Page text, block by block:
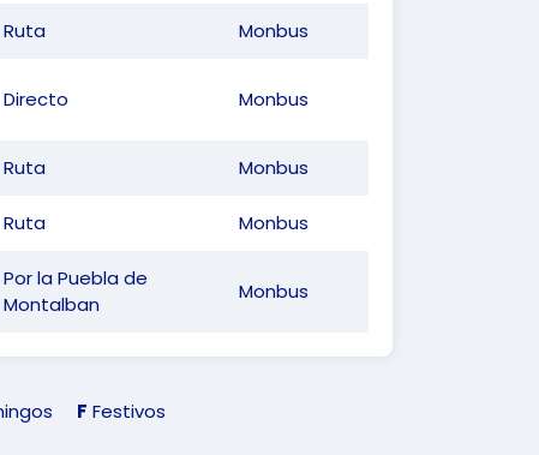
Ruta Monbus
Directo Monbus
Ruta Monbus
Ruta Monbus
Por la Puebla de
Montalban
Monbus
F Festivos